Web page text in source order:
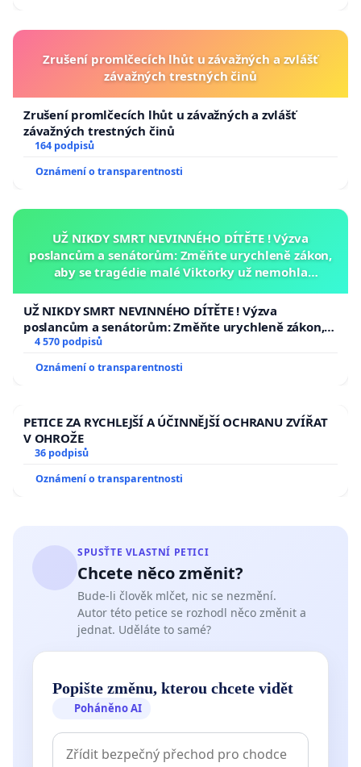
Zrušení promlčecích lhůt u závažných a zvlášť
závažných trestných činů
Zrušení promlčecích lhůt u závažných a zvlášť
závažných trestných činů
164 podpisů
Oznámení o transparentnosti
UŽ NIKDY SMRT NEVINNÉHO DÍTĚTE ! Výzva
poslancům a senátorům: Změňte urychleně zákon,
aby se tragédie malé Viktorky už nemohla
UŽ NIKDY SMRT NEVINNÉHO DÍTĚTE ! Výzva
poslancům a senátorům: Změňte urychleně zákon,
aby se tragédie malé Viktorky už nemohla opakovat!
4 570 podpisů
Oznámení o transparentnosti
PETICE ZA RYCHLEJŠÍ A ÚČINNĚJŠÍ OCHRANU ZVÍŘAT
V OHROŽE
36 podpisů
Oznámení o transparentnosti
SPUSŤTE VLASTNÍ PETICI
Chcete něco změnit?
Bude-li člověk mlčet, nic se nezmění.
Autor této petice se rozhodl něco změnit a
jednat. Uděláte to samé?
Popište změnu, kterou chcete vidět
Poháněno AI